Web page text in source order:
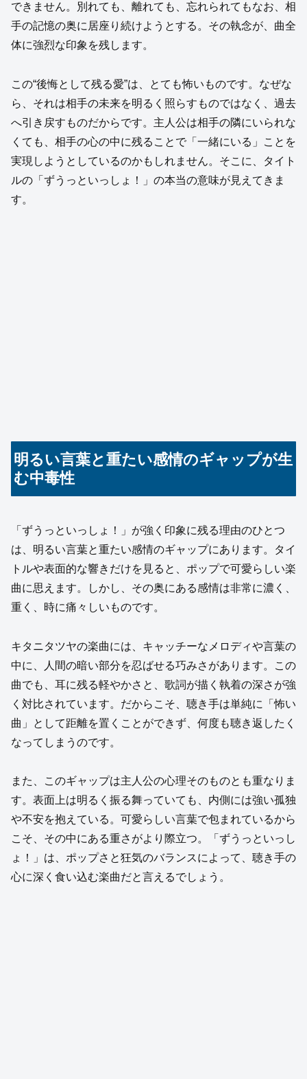
できません。別れても、離れても、忘れられてもなお、相
手の記憶の奥に居座り続けようとする。その執念が、曲全
体に強烈な印象を残します。
この“後悔として残る愛”は、とても怖いものです。なぜな
ら、それは相手の未来を明るく照らすものではなく、過去
へ引き戻すものだからです。主人公は相手の隣にいられな
くても、相手の心の中に残ることで「一緒にいる」ことを
実現しようとしているのかもしれません。そこに、タイト
ルの「ずうっといっしょ！」の本当の意味が見えてきま
す。
明るい言葉と重たい感情のギャップが生
む中毒性
「ずうっといっしょ！」が強く印象に残る理由のひとつ
は、明るい言葉と重たい感情のギャップにあります。タイ
トルや表面的な響きだけを見ると、ポップで可愛らしい楽
曲に思えます。しかし、その奥にある感情は非常に濃く、
重く、時に痛々しいものです。
キタニタツヤの楽曲には、キャッチーなメロディや言葉の
中に、人間の暗い部分を忍ばせる巧みさがあります。この
曲でも、耳に残る軽やかさと、歌詞が描く執着の深さが強
く対比されています。だからこそ、聴き手は単純に「怖い
曲」として距離を置くことができず、何度も聴き返したく
なってしまうのです。
また、このギャップは主人公の心理そのものとも重なりま
す。表面上は明るく振る舞っていても、内側には強い孤独
や不安を抱えている。可愛らしい言葉で包まれているから
こそ、その中にある重さがより際立つ。「ずうっといっし
ょ！」は、ポップさと狂気のバランスによって、聴き手の
心に深く食い込む楽曲だと言えるでしょう。